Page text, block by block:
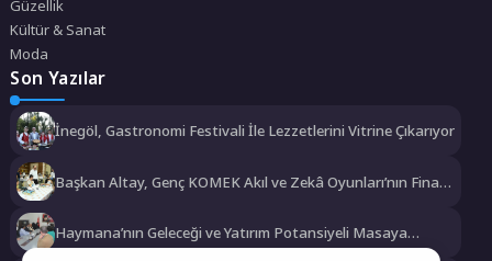
Güzellik
Kültür & Sanat
Moda
Son Yazılar
İnegöl, Gastronomi Festivali İle Lezzetlerini Vitrine Çıkarıyor
Başkan Altay, Genç KOMEK Akıl ve Zekâ Oyunları’nın Final
Haymana’nın Geleceği ve Yatırım Potansiyeli Masaya
Yatırıldı